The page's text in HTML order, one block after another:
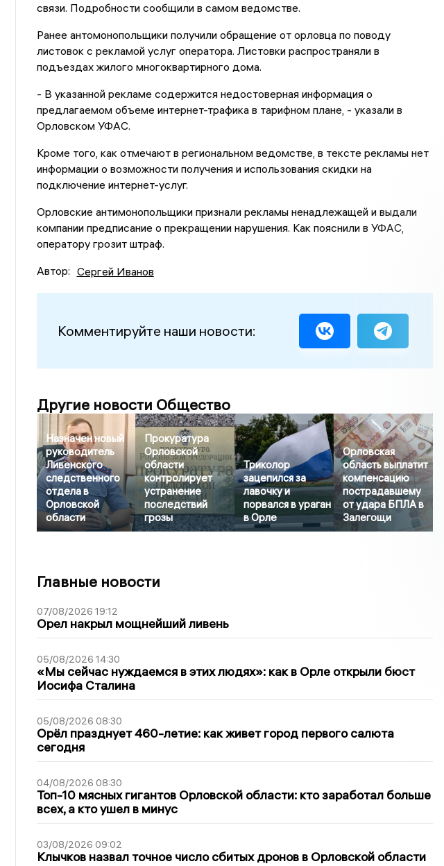
связи. Подробности сообщили в самом ведомстве.
Ранее антомонопольщики получили обращение от орловца по поводу
листовок с рекламой услуг оператора. Листовки распространяли в
подъездах жилого многоквартирного дома.
- В указанной рекламе содержится недостоверная информация о
предлагаемом объеме интернет-трафика в тарифном плане, - указали в
Орловском УФАС.
Кроме того, как отмечают в региональном ведомстве, в тексте рекламы нет
информации о возможности получения и использования скидки на
подключение интернет-услуг.
Орловские антимонопольщики признали рекламы ненадлежащей и выдали
компании предписание о прекращении нарушения. Как пояснили в УФАС,
оператору грозит штраф.
Автор: Сергей Иванов
Комментируйте наши новости:
Другие новости Общество
Назначен новый
руководитель
Ливенского
следственного
отдела в
Орловской
области
Прокуратура
Орловской
области
контролирует
устранение
последствий
грозы
Триколор
зацепился за
лавочку и
порвался в ураган
в Орле
Орловская
область выплатит
компенсацию
пострадавшему
от удара БПЛА в
Залегощи
Главные новости
07/08/2026 19:12
Орел накрыл мощнейший ливень
05/08/2026 14:30
«Мы сейчас нуждаемся в этих людях»: как в Орле открыли бюст
Иосифа Сталина
05/08/2026 08:30
Орёл празднует 460-летие: как живет город первого салюта
сегодня
04/08/2026 08:30
Топ-10 мясных гигантов Орловской области: кто заработал больше
всех, а кто ушел в минус
03/08/2026 09:02
Клычков назвал точное число сбитых дронов в Орловской области